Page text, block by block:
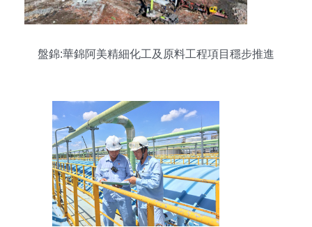
盤錦:華錦阿美精細化工及原料工程項目穩步推進